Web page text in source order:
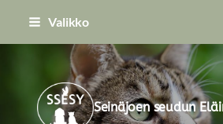
Siirry
Valikko
Seinäjoen seudun